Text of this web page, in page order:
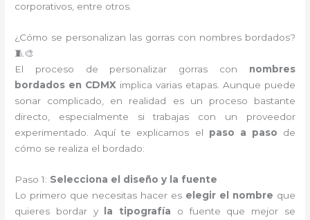
corporativos, entre otros.
¿Cómo se personalizan las gorras con nombres bordados?
🧵🎨
El proceso de personalizar gorras con nombres
bordados en CDMX implica varias etapas. Aunque puede
sonar complicado, en realidad es un proceso bastante
directo, especialmente si trabajas con un proveedor
experimentado. Aquí te explicamos el paso a paso de
cómo se realiza el bordado:
Paso 1: Selecciona el diseño y la fuente
Lo primero que necesitas hacer es elegir el nombre que
quieres bordar y
la tipografía o fuente que mejor se